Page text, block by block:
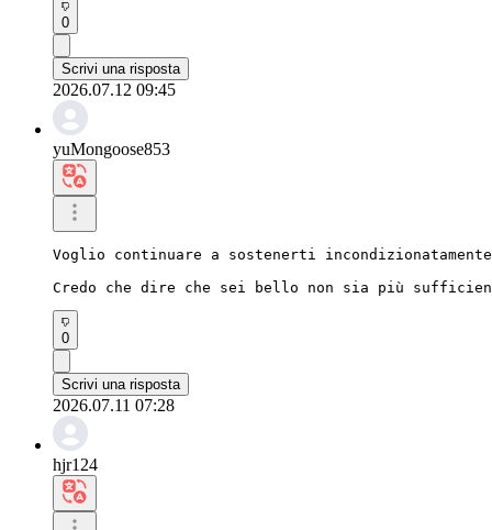
0
Scrivi una risposta
2026.07.12 09:45
yuMongoose853
Voglio continuare a sostenerti
Credo che dire che sei bello non sia più
0
Scrivi una risposta
2026.07.11 07:28
hjr124